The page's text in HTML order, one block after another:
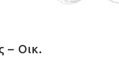
– Οικ.